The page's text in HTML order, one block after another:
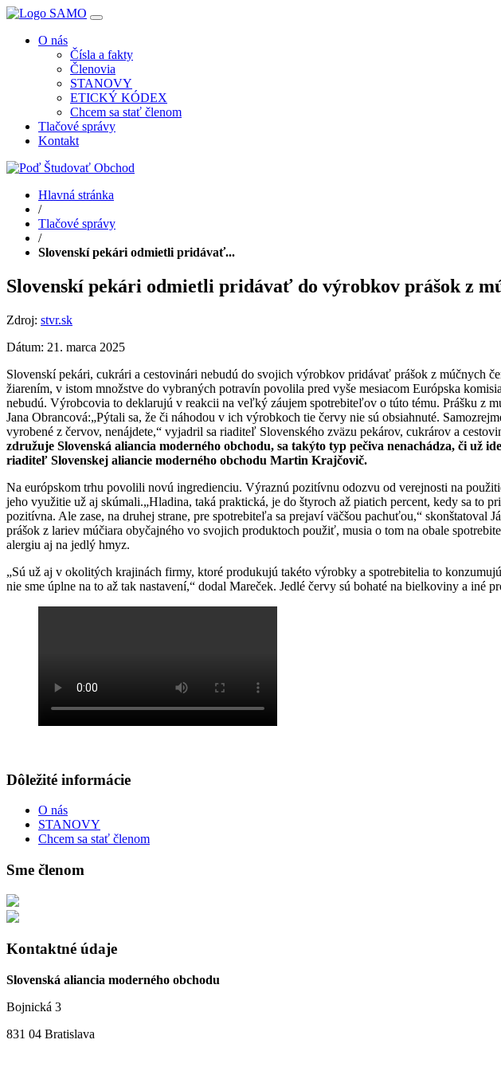
O nás
Čísla a fakty
Členovia
STANOVY
ETICKÝ KÓDEX
Chcem sa stať členom
Tlačové správy
Kontakt
Hlavná stránka
/
Tlačové správy
/
Slovenskí pekári odmietli pridávať...
Slovenskí pekári odmietli pridávať do výrobkov prášok z
Zdroj: stvr.sk
Dátum: 21. marca 2025
Slovenskí pekári, cukrári a cestovinári nebudú do svojich výrobkov pridávať prášok z múčnych
žiarením, v istom množstve do vybraných potravín povolila pred vyše mesiacom Európska
nebudú. Výrobcovia to deklarujú v reakcii na veľký záujem spotrebiteľov o túto tému. Prášku z
Jana Obrancová:„Pýtali sa, že či náhodou v ich výrobkoch tie červy nie sú obsiahnuté.
vyrobené z červov, nenájdete,“ vyjadril sa riaditeľ Slovenského zväzu pekárov, cukrárov a
združuje Slovenská aliancia moderného obchodu, sa takýto typ pečiva nenachádza, či už
riaditeľ Slovenskej aliancie moderného obchodu Martin Krajčovič.
Na európskom trhu povolili novú ingredienciu. Výraznú pozitívnu odozvu od verejnosti na
jeho využitie už aj skúmali.„Hladina, taká praktická, je do štyroch až piatich percent, kedy sa to
pozitívna. Ale zase, na druhej strane, pre spotrebiteľa sa prejaví väčšou pachuťou,“
prášok z lariev múčiara obyčajného vo svojich produktoch použiť, musia o tom na obale
alergiu aj na jedlý hmyz.
„Sú už aj v okolitých krajinách firmy, ktoré produkujú takéto výrobky a spotrebitelia to
nie sme úplne na to až tak nastavení,“ dodal Mareček. Jedlé červy sú bohaté na bielkoviny a iné
Dôležité informácie
O nás
STANOVY
Chcem sa stať členom
Sme členom
Kontaktné údaje
Slovenská aliancia moderného obchodu
Bojnická 3
831 04 Bratislava